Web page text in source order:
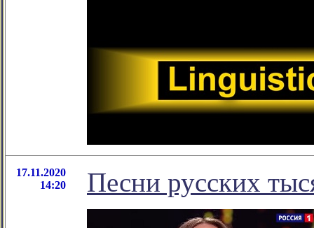
17.11.2020
14:20
Песни русских